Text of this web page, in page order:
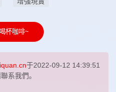
杯咖啡~
于2022-09-12 14:39:51
系我們。